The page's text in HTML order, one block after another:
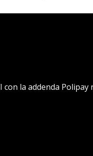
con la addenda